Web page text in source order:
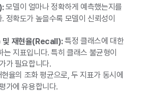
모델이 얼마나 정확하게 예측했는지를
정확도가 높을수록 모델이 신뢰성이
재현율(Recall):특정 클래스에 대한
지표입니다. 특히 클래스 불균형이
가 필요합니다.
율의 조화 평균으로, 두 지표가 동시에
가에 유용합니다.